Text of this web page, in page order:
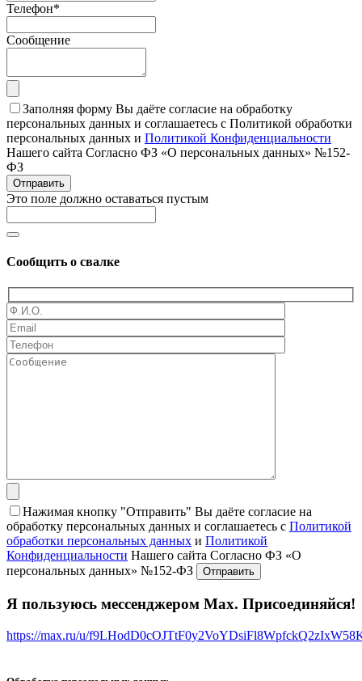
Телефон*
Сообщение
Заполняя форму Вы даёте согласие на обработку
персональных данных и соглашаетесь с Политикой обработки
персональных данных и Политикой Конфиденциальности
Нашего сайта Согласно ФЗ «О персональных данных» №152-
ФЗ
Отправить
Это поле должно оставаться пустым
Сообщить о свалке
Нажимая кнопку "Отправить" Вы даёте согласие на
обработку персональных данных и соглашаетесь с Политикой
обработки персональных данных и Политикой
Конфиденциальности Нашего сайта Согласно ФЗ «О
персональных данных» №152-ФЗ
Я пользуюсь мессенджером Max. Присоединяйся!
https://max.ru/u/